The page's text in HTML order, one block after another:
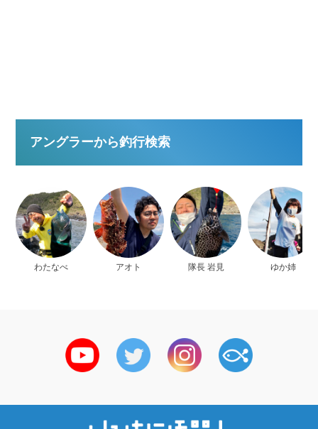
アングラーから釣行検索
わたなべ アオト 隊長 岩見 ゆか姉